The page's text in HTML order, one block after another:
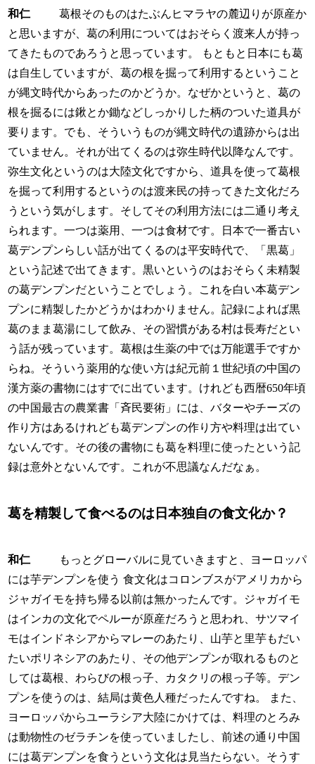
和仁
葛根そのものはたぶんヒマラヤの麓辺りが原産か
と思いますが、葛の利用についてはおそらく渡来人が持っ
てきたものであろうと思っています。 もともと日本にも葛
は自生していますが、葛の根を掘って利用するということ
が縄文時代からあったのかどうか。なぜかというと、葛の
根を掘るには鍬とか鋤などしっかりした柄のついた道具が
要ります。でも、そういうものが縄文時代の遺跡からは出
ていません。それが出てくるのは弥生時代以降なんです。
弥生文化というのは大陸文化ですから、道具を使って葛根
を掘って利用するというのは渡来民の持ってきた文化だろ
うという気がします。そしてその利用方法には二通り考え
られます。一つは薬用、一つは食材です。日本で一番古い
葛デンプンらしい話が出てくるのは平安時代で、「黒葛」
という記述で出てきます。黒いというのはおそらく未精製
の葛デンプンだということでしょう。これを白い本葛デン
プンに精製したかどうかはわかりません。記録によれば黒
葛のまま葛湯にして飲み、その習慣がある村は長寿だとい
う話が残っています。葛根は生薬の中では万能選手ですか
らね。そういう薬用的な使い方は紀元前１世紀頃の中国の
漢方薬の書物にはすでに出ています。けれども西暦650年頃
の中国最古の農業書「斉民要術」には、バターやチーズの
作り方はあるけれども葛デンプンの作り方や料理は出てい
ないんです。その後の書物にも葛を料理に使ったという記
録は意外とないんです。これが不思議なんだなぁ。
葛を精製して食べるのは日本独自の食文化か？
和仁
もっとグローバルに見ていきますと、ヨーロッパ
には芋デンプンを使う 食文化はコロンブスがアメリカから
ジャガイモを持ち帰る以前は無かったんです。ジャガイモ
はインカの文化でペルーが原産だろうと思われ、サツマイ
モはインドネシアからマレーのあたり、山芋と里芋もだい
たいポリネシアのあたり、その他デンプンが取れるものと
しては葛根、わらびの根っ子、カタクリの根っ子等。デン
プンを使うのは、結局は黄色人種だったんですね。 また、
ヨーロッパからユーラシア大陸にかけては、料理のとろみ
は動物性のゼラチンを使っていましたし、前述の通り中国
には葛デンプンを食うという文化は見当たらない。そうす